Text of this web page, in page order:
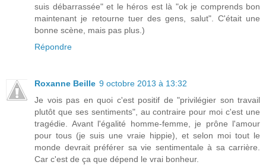
suis débarrassée" et le héros est là "ok je comprends bon
maintenant je retourne tuer des gens, salut". C'était une
bonne scène, mais pas plus.)
Répondre
Roxanne Beille 9 octobre 2013 à 13:32
Je vois pas en quoi c'est positif de "privilégier son travail
plutôt que ses sentiments", au contraire pour moi c'est une
tragédie. Avant l'égalité homme-femme, je prône l'amour
pour tous (je suis une vraie hippie), et selon moi tout le
monde devrait préférer sa vie sentimentale à sa carrière.
Car c'est de ça que dépend le vrai bonheur.